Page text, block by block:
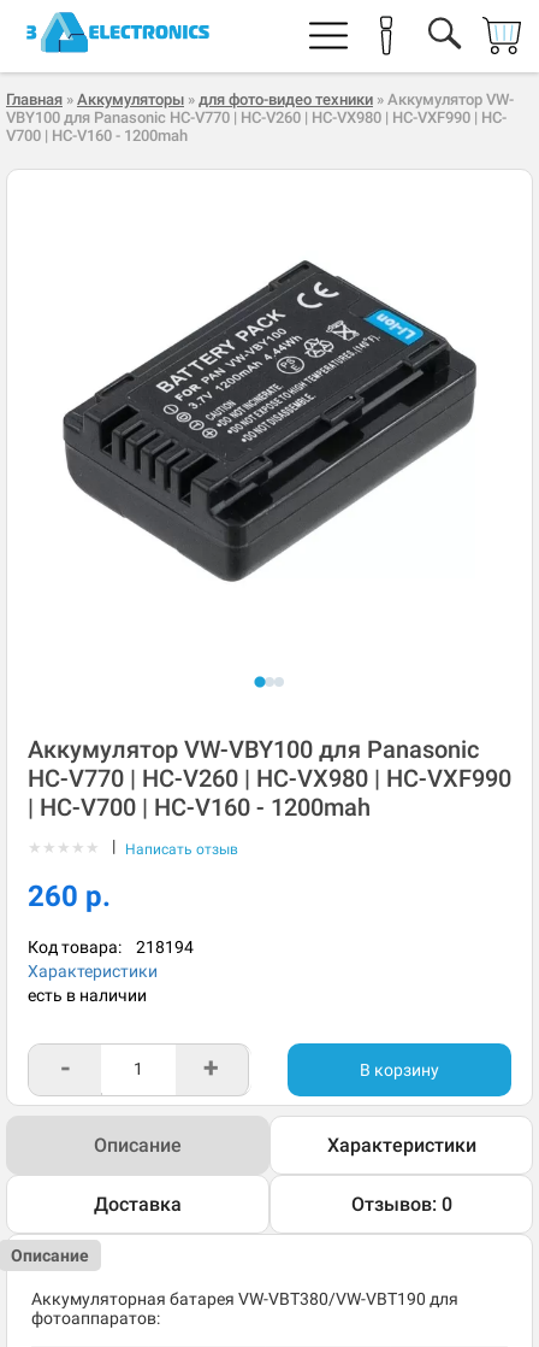
Главная » Аккумуляторы » для фото-видео техники » Аккумулятор VW-
VBY100 для Panasonic HC-V770 | HC-V260 | HC-VX980 | HC-VXF990 | HC-
V700 | HC-V160 - 1200mah
Аккумулятор VW-VBY100 для Panasonic
HC-V770 | HC-V260 | HC-VX980 | HC-VXF990
| HC-V700 | HC-V160 - 1200mah
★ ★ ★ ★ ★ | Написать отзыв
260 р.
Код товара: 218194
Характеристики
есть в наличии
- + В корзину
Описание Характеристики
Доставка Отзывов: 0
Описание
Аккумуляторная батарея VW-VBT380/VW-VBT190 для
фотоаппаратов: